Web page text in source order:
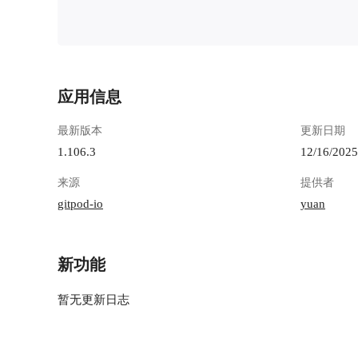
应用信息
最新版本
1.106.3
更新日期
12/16/2025
来源
gitpod-io
提供者
yuan
新功能
暂无更新日志